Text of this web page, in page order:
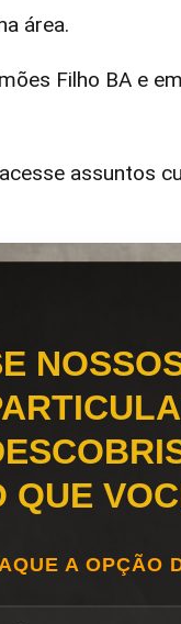
área.
Filho BA e
assuntos
QUE
A OPÇÃO